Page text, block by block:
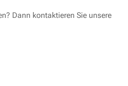
Dann kontaktieren Sie unsere